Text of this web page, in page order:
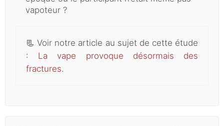
vapoteur ?
📃 Voir notre article au sujet de cette étude
: La vape provoque désormais des
fractures.